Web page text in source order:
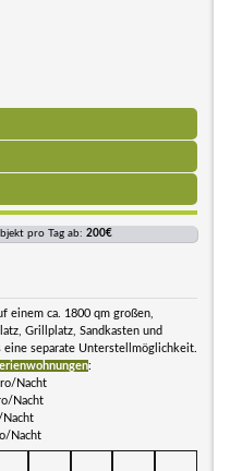
pro Tag ab: 200€
einem ca. 1800 qm großen,
Grillplatz, Sandkasten und
eine separate Unterstellmöglichkeit.
:
Nacht
Nacht
Nacht
Nacht